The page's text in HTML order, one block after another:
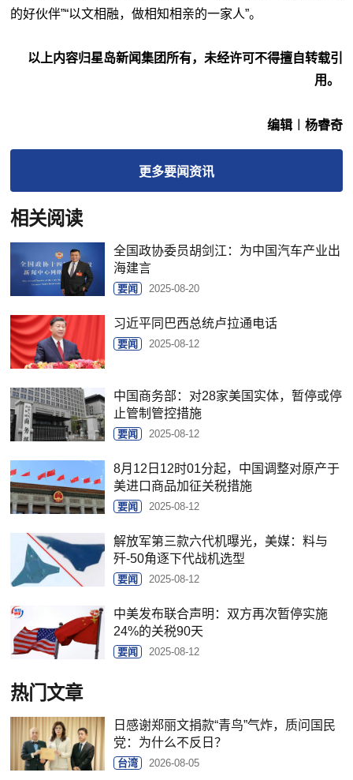
的好伙伴”“以文相融，做相知相亲的一家人”。
以上内容归星岛新闻集团所有，未经许可不得擅自转载引
用。
编辑︱杨睿奇
更多要闻资讯
相关阅读
全国政协委员胡剑江：为中国汽车产业出
海建言
要闻 2025-08-20
习近平同巴西总统卢拉通电话
要闻 2025-08-12
中国商务部：对28家美国实体，暂停或停
止管制管控措施
要闻 2025-08-12
8月12日12时01分起，中国调整对原产于
美进口商品加征关税措施
要闻 2025-08-12
解放军第三款六代机曝光，美媒：料与
歼-50角逐下代战机选型
要闻 2025-08-12
中美发布联合声明：双方再次暂停实施
24%的关税90天
要闻 2025-08-12
热门文章
日感谢郑丽文捐款“青鸟”气炸，质问国民
党：为什么不反日？
台湾 2026-08-05